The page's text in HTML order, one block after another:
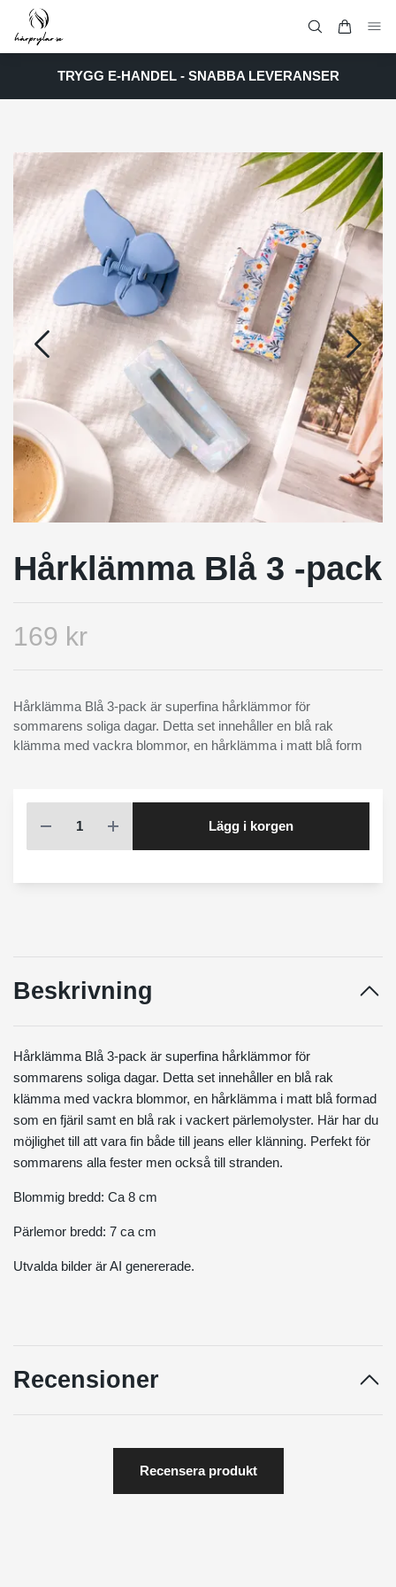
TRYGG E-HANDEL - SNABBA LEVERANSER
Hårklämma Blå 3 -pack
169 kr
Hårklämma Blå 3-pack är superfina hårklämmor för
sommarens soliga dagar. Detta set innehåller en blå rak
klämma med vackra blommor, en hårklämma i matt blå form
Lägg i korgen
Beskrivning
Hårklämma Blå 3-pack är superfina hårklämmor för
sommarens soliga dagar. Detta set innehåller en blå rak
klämma med vackra blommor, en hårklämma i matt blå formad
som en fjäril samt en blå rak i vackert pärlemolyster. Här har du
möjlighet till att vara fin både till jeans eller klänning. Perfekt för
sommarens alla fester men också till stranden.
Blommig bredd: Ca 8 cm
Pärlemor bredd: 7 ca cm
Utvalda bilder är AI genererade.
Recensioner
Recensera produkt